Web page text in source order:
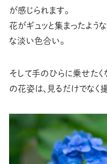
が感じられます。
花がギュッと集まったよう
な淡い色合い。
そして手のひらに乗せたく
の花姿は、見るだけでなく